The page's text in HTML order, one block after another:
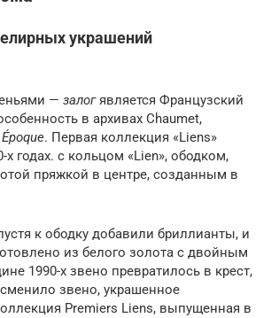
украшений
— залогявляется Французский
в архивах Chaumet,
. Первая коллекция «Liens»
х годах. с кольцом «Lien», ободком,
пряжкой в ​​центре, созданным в
к ободку добавили бриллианты, и
из белого золота с двойным
1990-х звено превратилось в крест,
сменило звено, украшенное
Premiers Liens, выпущенная в